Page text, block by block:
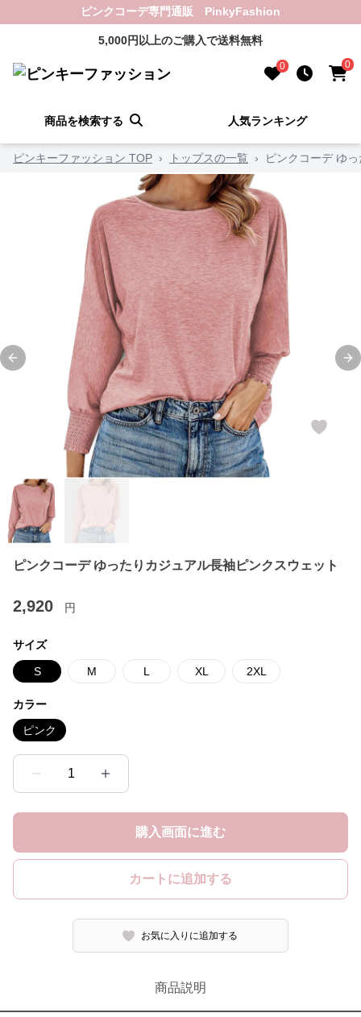
ピンクコーデ専門通販 PinkyFashion
5,000円以上のご購入で送料無料
0 0
商品を検索する 人気ランキング
ピンキーファッション TOP › トップスの一覧 › ピンクコーデ ゆ
Previous slide
ピンクコーデ ゆったりカジュアル長袖ピンクスウェット
2,920 円
サイズ
S M L XL 2XL
カラー
ピンク
1
購入画面に進む
カートに追加する
お気に入りに追加する
商品説明